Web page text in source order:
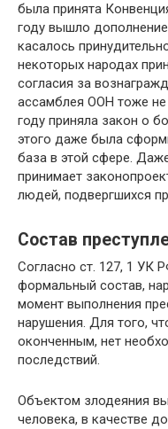
была принята
году вышло
касалось
некоторых народах
согласия за
ассамблея ООН тоже не
году приняла закон о
этого даже была
база в этой сфере.
принимает
людей, подвергшихся
Состав
Согласно ст. 127, 1 УК
формальный состав,
момент выполнения
нарушения. Для того,
оконченным, нет
последствий.
Объектом злодеяния
человека, в качестве